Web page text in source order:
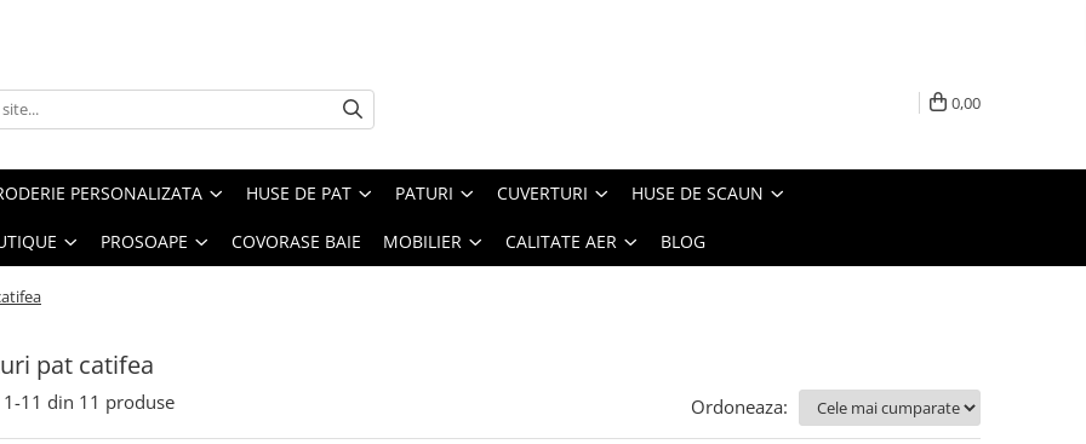
0,00
PERSONALIZATA HUSE DE PAT PATURI CUVERTURI HUSE DE SCAUN
PROSOAPE COVORASE BAIE MOBILIER CALITATE AER BLOG
pat catifea
1-11 din 11 produse Ordoneaza: